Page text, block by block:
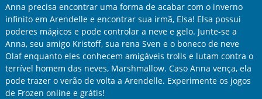
Anna precisa encontrar uma forma de acabar com o inverno
infinito em Arendelle e encontrar sua irmã, Elsa! Elsa possui
poderes mágicos e pode controlar a neve e gelo. Junte-se a
Anna, seu amigo Kristoff, sua rena Sven e o boneco de neve
Olaf enquanto eles conhecem amigáveis trolls e lutam contra o
terrível homem das neves, Marshmallow. Caso Anna vença, ela
pode trazer o verão de volta a Arendelle. Experimente os jogos
de Frozen online e grátis!